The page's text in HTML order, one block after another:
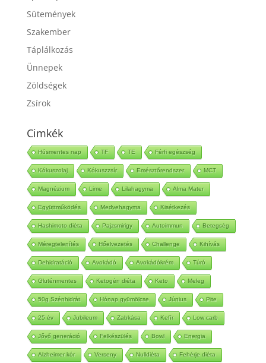
Sütemények
Szakember
Táplálkozás
Ünnepek
Zöldségek
Zsírok
Cimkék
Húsmentes nap TF TE Férfi egészség
Kókuszolaj Kókuszzsír Emésztőrendszer MCT
Magnézium Lime Lilahagyma Alma Mater
Együttműködés Medvehagyma Kisétkezés
Hashimoto diéta Pajzsmirigy Autoimmun Betegség
Méregtelenítés Hőelvezetés Challenge Kihívás
Dehidratáció Avokádó Avokádókrém Túró
Gluténmentes Ketogén diéta Keto Meleg
50g Szénhidrát Hónap gyümölcse Június Pite
25 év Jubileum Zabkása Kefír Low carb
Jővő generáció Felkészülés Bowl Energia
Alzheimer kór Verseny Nulldiéta Fehérje diéta